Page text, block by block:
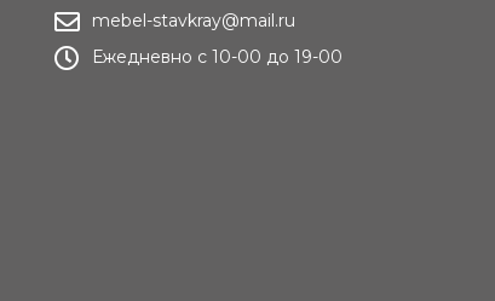
mebel-stavkray@mail.ru
Ежедневно с 10-00 до 19-00